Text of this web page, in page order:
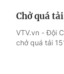
Chở quá
VTV.vn - Đội
chở quá tải